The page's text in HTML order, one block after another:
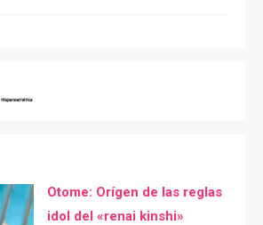
Otome: Orígen de las reglas
idol del «renai kinshi»